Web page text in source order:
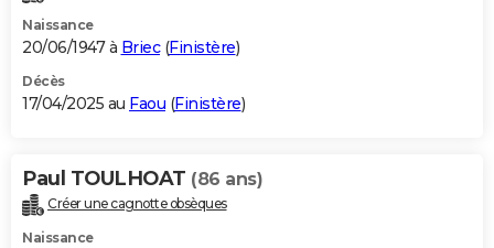
Dictionnaire
Biographies
Citations
Expressions
Proverbes
PROGRAMME TV
S'inscrire
Se connecter
Lycées
Collèges
Primaires
Universités
Entreprises
Service militaire
Avis de recherche
AVIS DE DÉCÈS
Bricolage
Lifestyle
Culture
Sport
Auto
Television
Voyage
Cinema
Naissance
20/06/1947 à Briec(Finistère)
Décès
17/04/2025 au Faou (Finistère)
Paul TOULHOAT (86 ans)
Créer une cagnotte obsèques
Naissance